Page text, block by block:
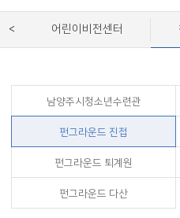
체육시설ㆍ체육공원
관내주차장
어린이ㆍ청소년시설
환경시설
역사시설어린이비전센터
남양주시청소년수련관
펀그라운드 진접
펀그라운드 퇴계원
펀그라운드 다산